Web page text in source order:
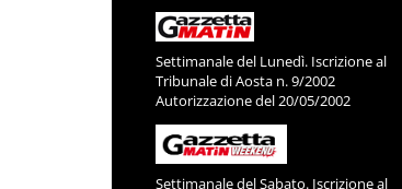
Settimanale del Lunedì. Iscrizione al
Tribunale di Aosta n. 9/2002
Autorizzazione del 20/05/2002
Settimanale del Sabato. Iscrizione al